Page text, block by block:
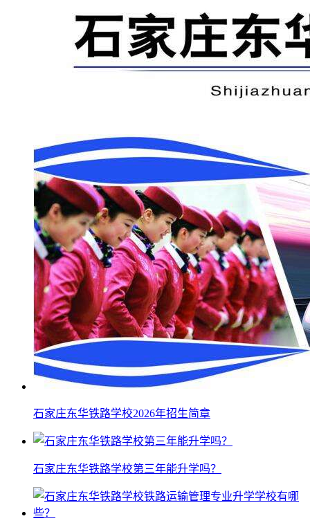
石家庄东华铁路学校2026年招生简章
石家庄东华铁路学校第三年能升学吗？